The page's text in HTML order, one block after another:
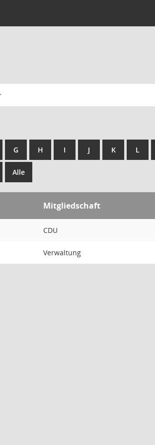
G H I J K L
Alle
Mitgliedschaft
CDU
Verwaltung